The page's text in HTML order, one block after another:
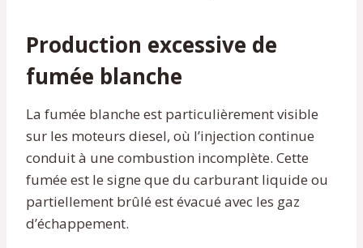
Production excessive de
fumée blanche
La fumée blanche est particulièrement visible
sur les moteurs diesel, où l’injection continue
conduit à une combustion incomplète. Cette
fumée est le signe que du carburant liquide ou
partiellement brûlé est évacué avec les gaz
d’échappement.